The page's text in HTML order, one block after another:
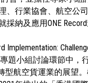
、行業協會、航空公
採納及應用ONE
Implementation:
專題小組討論環節中，
型航空貨運業的展望